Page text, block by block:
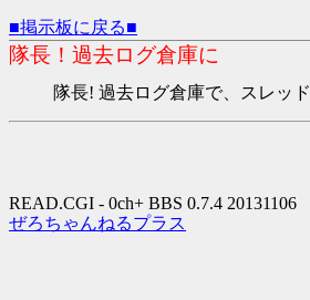
■掲示板に戻る■
隊長！過去ログ倉庫に
隊長! 過去ログ倉庫で、スレッド
READ.CGI - 0ch+ BBS 0.7.4 20131106
ぜろちゃんねるプラス